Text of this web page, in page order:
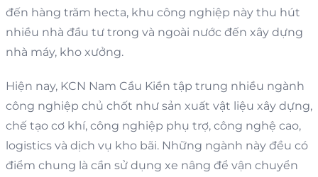
đến hàng trăm hecta, khu công nghiệp này thu hút
nhiều nhà đầu tư trong và ngoài nước đến xây dựng
nhà máy, kho xưởng.
Hiện nay, KCN Nam Cầu Kiền tập trung nhiều ngành
công nghiệp chủ chốt như sản xuất vật liệu xây dựng,
chế tạo cơ khí, công nghiệp phụ trợ, công nghệ cao,
logistics và dịch vụ kho bãi. Những ngành này đều có
điểm chung là cần sử dụng xe nâng để vận chuyển